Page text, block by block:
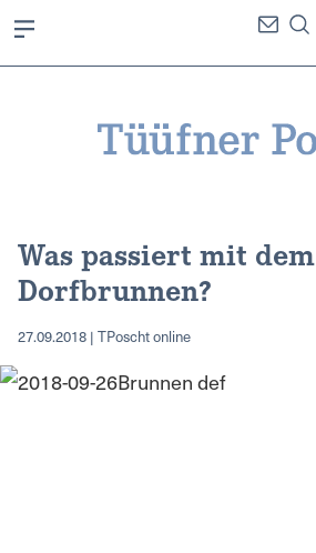
Was passiert mit dem
Dorfbrunnen?
27.09.2018 | TPoscht online